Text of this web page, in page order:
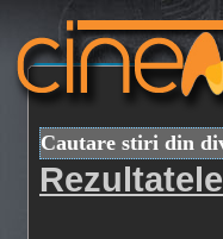
Cautare stiri din